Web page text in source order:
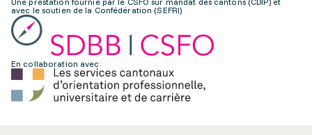
avec le soutien de la Confédération (SEFRI)
En collaboration avec: